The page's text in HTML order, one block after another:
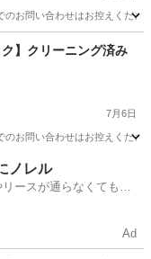
お問い合わせはお控えくだ
商品ク】クリーニング済み
7月6日
お問い合わせはお控えくだ
ノレル
ースが通らなくてもク
Ad